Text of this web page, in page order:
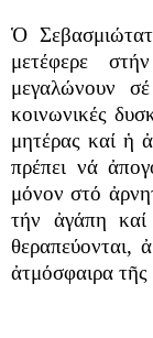
Ὁ
μετέφερε
μεγαλώνουν
κοινωνικές
μητέρας καί ἡ
πρέπει νά
μόνον στό
τήν ἀγάπη
θεραπεύονται,
ἀτμόσφαιρα